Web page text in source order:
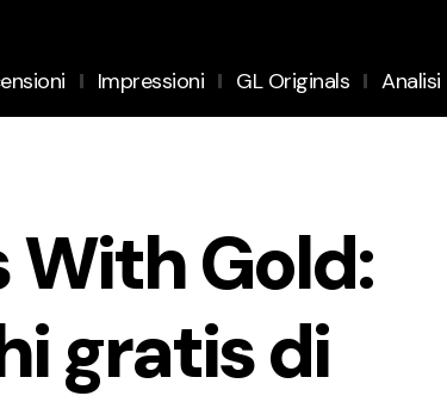
Impressioni GL Originals Analisi
With Gold:
gratis di